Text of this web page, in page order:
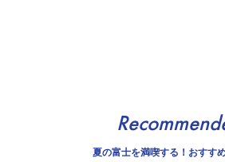
夏の富士を満喫する！おすす